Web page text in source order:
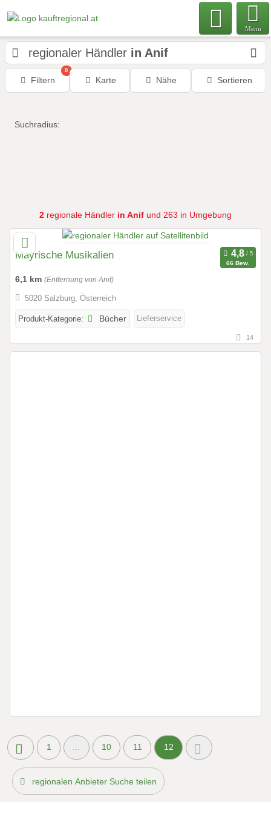
Menu
regionaler Händler in Anif
Filtern
0
Karte Nähe Sortieren
Suchradius:
2 regionale Händler in Anif und 263 in Umgebung
Mayrische Musikalien
66 Bew.
6,1 km (Entfernung von Anif)
5020 Salzburg, Österreich
Produkt-Kategorie: Bücher Lieferservice
14
1 ... 10 11 12
regionalen Anbieter Suche teilen